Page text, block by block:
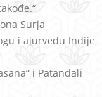
Surja
i ajurvedu Indije
i Patanđali